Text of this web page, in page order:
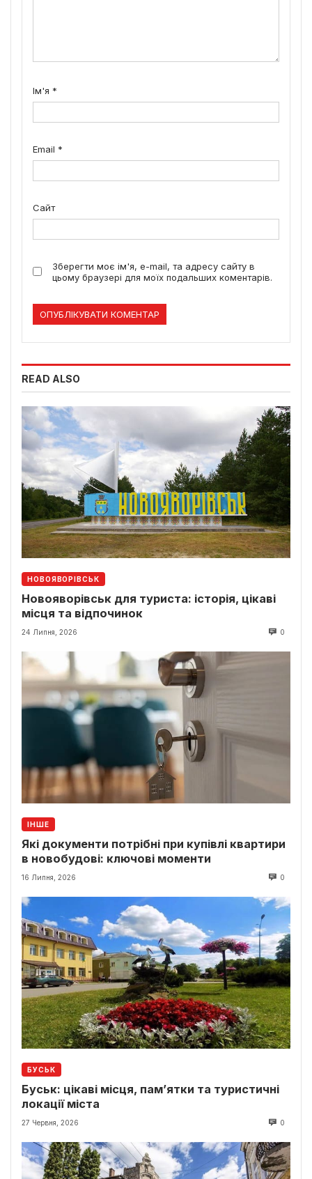
Ім'я *
Email *
Сайт
Зберегти моє ім'я, e-mail, та адресу сайту в
цьому браузері для моїх подальших коментарів.
READ ALSO
НОВОЯВОРІВСЬК
Новояворівськ для туриста: історія, цікаві
місця та відпочинок
24 Липня, 2026 0
ІНШЕ
Які документи потрібні при купівлі квартири
в новобудові: ключові моменти
16 Липня, 2026 0
БУСЬК
Буськ: цікаві місця, пам’ятки та туристичні
локації міста
27 Червня, 2026 0